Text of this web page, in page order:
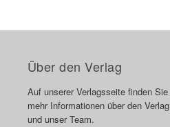
Über den Verlag
Auf unserer Verlagsseite finden Sie
mehr Informationen über den Verlag
und unser Team.